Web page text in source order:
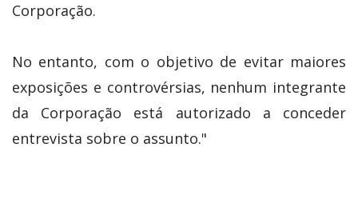
Corporação.
No entanto, com o objetivo de evitar maiores
exposições e controvérsias, nenhum integrante
da Corporação está autorizado a conceder
entrevista sobre o assunto."